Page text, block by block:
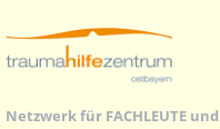
Netzwerk für FACHLEUTE und